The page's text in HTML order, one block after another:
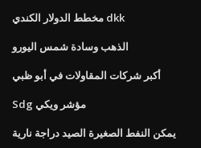
مخطط الدولار الكندي dkk
الذهب وسادة شمس اليورو
أكبر شركات المقاولات في أبو ظبي
Sdg مؤشر ويكي
يمكن النفط الصغيرة الصيد دراجة نارية